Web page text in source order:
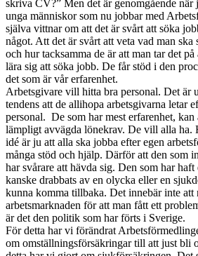
skriva CV?” Men det är genomgående när
unga människor som nu jobbar med
själva vittnar om att det är svårt att söka
något. Att det är svårt att veta vad man ska
och hur tacksamma de är att man tar det
lära sig att söka jobb. De får stöd i den
det som är vår erfarenhet.
Arbetsgivare vill hitta bra personal. Det är
tendens att de allihopa arbetsgivarna letar
personal. De som har mest erfarenhet, kan
lämpligt avvägda lönekrav. De vill alla ha.
idé är ju att alla ska jobba efter egen
många stöd och hjälp. Därför att den som
har svårare att hävda sig. Den som har
kanske drabbats av en olycka eller en
kunna komma tillbaka. Det innebär inte att
arbetsmarknaden för att man fått ett
är det den politik som har förts i Sverige.
För detta har vi förändrat
om omställningsförsäkringar till att just bli